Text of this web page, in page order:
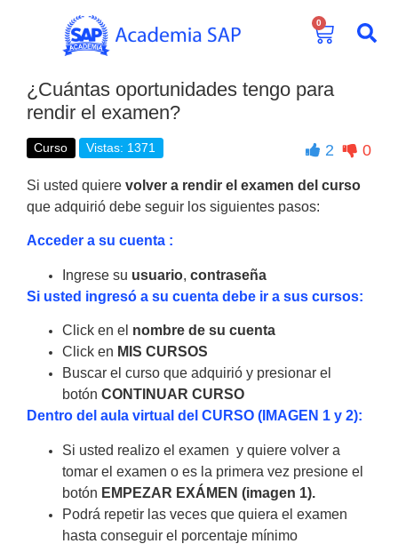
0
¿Cuántas oportunidades tengo para
rendir el examen?
Curso Vistas: 1371 2 0
Si usted quiere volver a rendir el examen del curso
que adquirió debe seguir los siguientes pasos:
Acceder a su cuenta :
Ingrese su usuario, contraseña
Si usted ingresó a su cuenta debe ir a sus cursos:
Click en el nombre de su cuenta
Click en MIS CURSOS
Buscar el curso que adquirió y presionar el
botón CONTINUAR CURSO
Dentro del aula virtual del CURSO (IMAGEN 1 y 2):
Si usted realizo el examen y quiere volver a
tomar el examen o es la primera vez presione el
botón EMPEZAR EXÁMEN (imagen 1).
Podrá repetir las veces que quiera el examen
hasta conseguir el porcentaje mínimo